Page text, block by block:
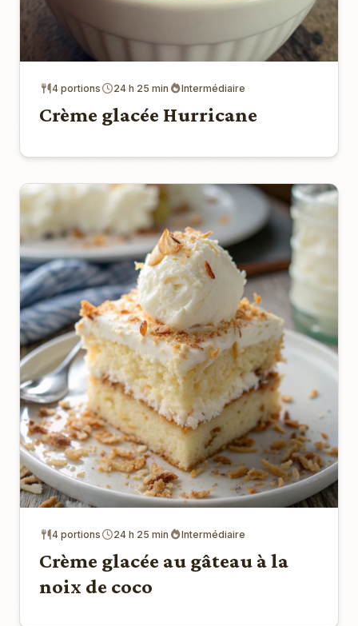
4 portions 24 h 25 min Intermédiaire
Crème glacée Hurricane
4 portions 24 h 25 min Intermédiaire
Crème glacée au gâteau à la
noix de coco